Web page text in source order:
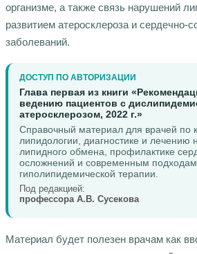
организме, а также связь нарушений
развитием атеросклероза и сердечно-
заболеваний.
ДОСТУП ПО АВТОРИЗАЦИИ
Глава первая из книги
ведению пациентов с
атеросклерозом, 2022 г.»
Справочный материал для врачей по
липидологии, диагностике и лечению
липидного обмена, профилактике
осложнений и современным
гиполипидемической терапии.
Под редакцией:
профессора А.В. Сусекова
Материал будет полезен врачам как